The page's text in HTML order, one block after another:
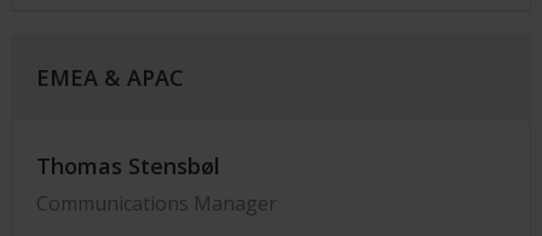
EMEA & APAC
Thomas Stensbøl
Communications Manager